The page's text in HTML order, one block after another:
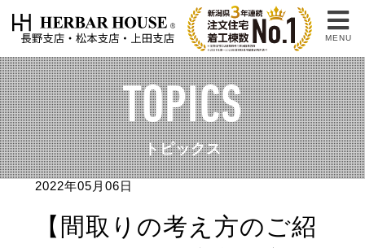
MENU
TOPICS
トピックス
2022年05月06日
【間取りの考え方のご紹